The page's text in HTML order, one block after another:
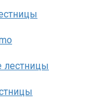
лестницы